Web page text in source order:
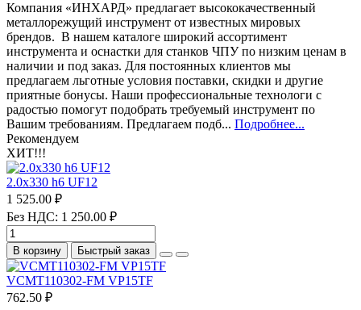
Компания «ИНХАРД» предлагает высококачественный
металлорежущий инструмент от известных мировых
брендов. В нашем каталоге широкий ассортимент
инструмента и оснастки для станков ЧПУ по низким ценам в
наличии и под заказ. Для постоянных клиентов мы
предлагаем льготные условия поставки, скидки и другие
приятные бонусы. Наши профессиональные технологи с
радостью помогут подобрать требуемый инструмент по
Вашим требованиям. Предлагаем подб... Подробнее...
Рекомендуем
ХИТ!!!
2.0х330 h6 UF12
1 525.00 ₽
Без НДС: 1 250.00 ₽
В корзину Быстрый заказ
VCMT110302-FM VP15TF
762.50 ₽